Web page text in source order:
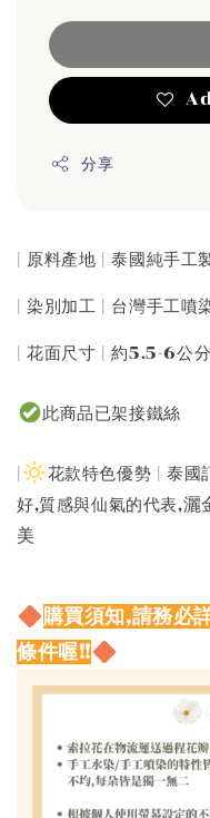
分享
| 原料產地 | 泰國純手工
| 染別加工 | 台灣手工噴
| 花面尺寸 | 約5.5-6公分
此商品已架接鐵絲
花款特色優勢 | 泰國
好,質感與仙氣的代表,灑
美
購買須知,請務必
條件喔!!